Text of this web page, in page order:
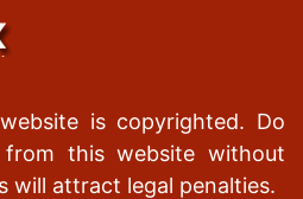
is copyrighted. Do
this website without
will attract legal penalties.